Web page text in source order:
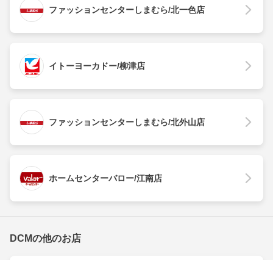
ファッションセンターしまむら/北一色店
イトーヨーカドー/柳津店
ファッションセンターしまむら/北外山店
ホームセンターバロー/江南店
DCMの他のお店